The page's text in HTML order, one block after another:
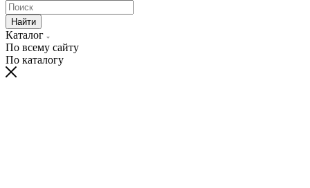
Найти
Каталог
По всему сайту
По каталогу